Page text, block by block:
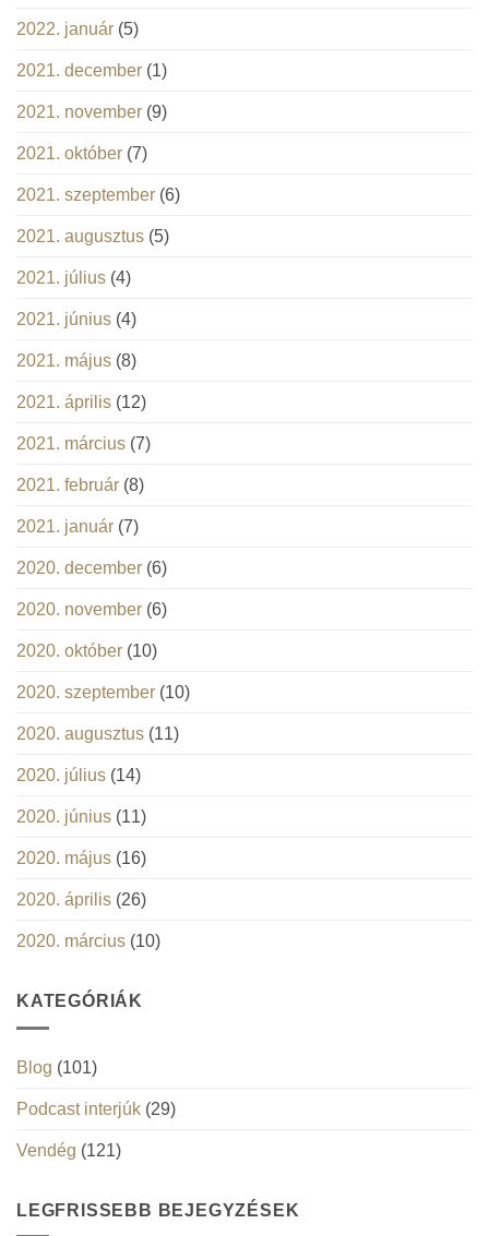
2022. január (5)
2021. december (1)
2021. november (9)
2021. október (7)
2021. szeptember (6)
2021. augusztus (5)
2021. július (4)
2021. június (4)
2021. május (8)
2021. április (12)
2021. március (7)
2021. február (8)
2021. január (7)
2020. december (6)
2020. november (6)
2020. október (10)
2020. szeptember (10)
2020. augusztus (11)
2020. július (14)
2020. június (11)
2020. május (16)
2020. április (26)
2020. március (10)
KATEGÓRIÁK
Blog (101)
Podcast interjúk (29)
Vendég (121)
LEGFRISSEBB BEJEGYZÉSEK